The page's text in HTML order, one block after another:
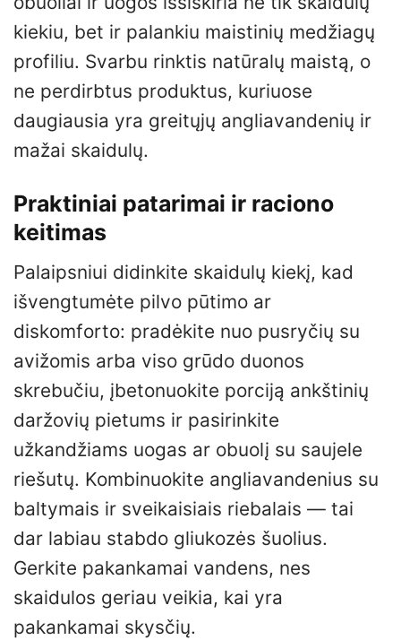
kiekiu, bet ir palankiu maistinių medžiagų
profiliu. Svarbu rinktis natūralų maistą, o
ne perdirbtus produktus, kuriuose
daugiausia yra greitųjų angliavandenių ir
mažai skaidulų.
Praktiniai patarimai ir raciono
keitimas
Palaipsniui didinkite skaidulų kiekį, kad
išvengtumėte pilvo pūtimo ar
diskomforto: pradėkite nuo pusryčių su
avižomis arba viso grūdo duonos
skrebučiu, įbetonuokite porciją ankštinių
daržovių pietums ir pasirinkite
užkandžiams uogas ar obuolį su saujele
riešutų. Kombinuokite angliavandenius su
baltymais ir sveikaisiais riebalais — tai
dar labiau stabdo gliukozės šuolius.
Gerkite pakankamai vandens, nes
skaidulos geriau veikia, kai yra
pakankamai skysčių.